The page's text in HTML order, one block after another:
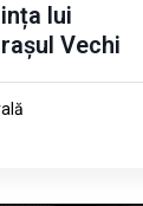
lui
Vechi